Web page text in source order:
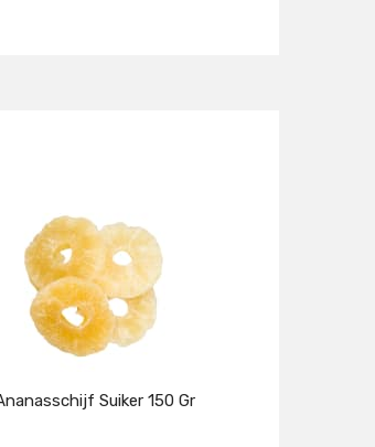
Suiker 150 Gr